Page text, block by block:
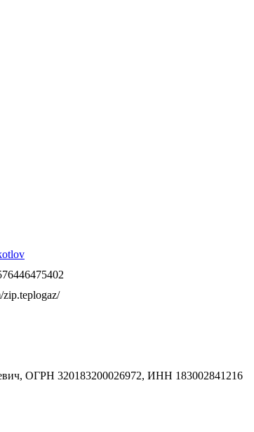
ОГРН 320183200026972, ИНН 183002841216